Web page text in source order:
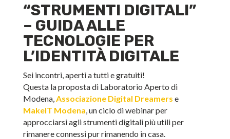
“STRUMENTI DIGITALI”
– GUIDA ALLE
TECNOLOGIE PER
L’IDENTITÀ DIGITALE
Sei incontri, aperti a tutti e gratuiti!
Questa la proposta di Laboratorio Aperto di
Modena, Associazione Digital Dreamers e
MakeIT Modena , un ciclo di webinar per
approcciarsi agli strumenti digitali più utili per
rimanere connessi pur rimanendo in casa.